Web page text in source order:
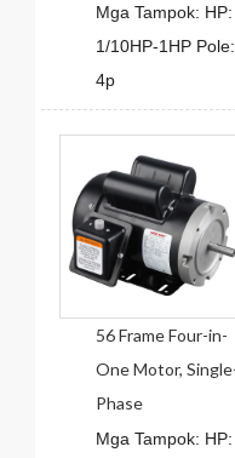
Mga Tampok: HP:
1/10HP-1HP Pole:
4p
56 Frame Four-in-
One Motor,
Phase
Mga Tampok: HP: